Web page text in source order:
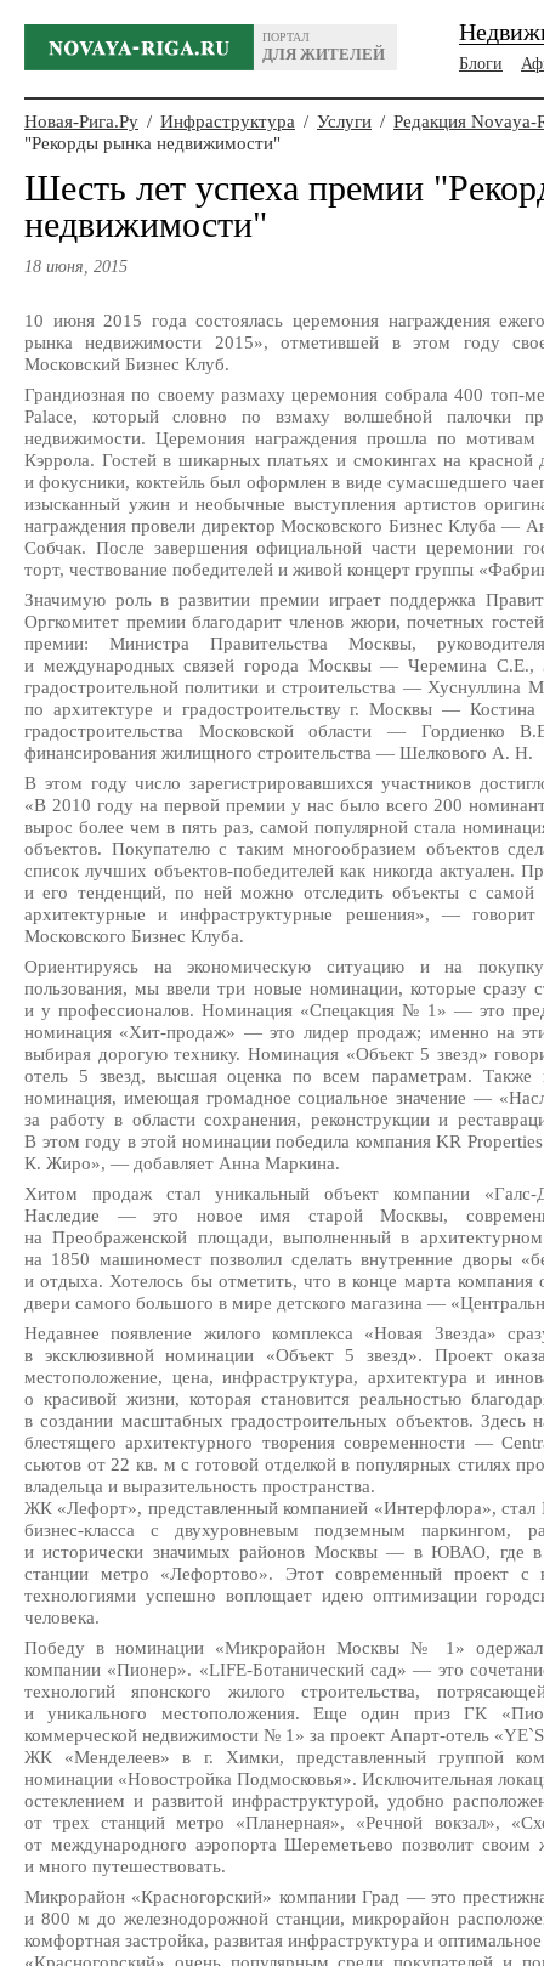
ПОРТАЛ
ДЛЯ ЖИТЕЛЕЙ
Блоги
Новая-Рига.Ру / Инфраструктура / Услуги / Редакция Novaya-
"Рекорды рынка недвижимости"
Шесть лет успеха премии
недвижимости"
18 июня, 2015
10 июня 2015 года состоялась церемония награждения
рынка недвижимости 2015», отметившей в этом году
Московский Бизнес Клуб.
Грандиозная по своему размаху церемония собрала 400 топ-
Palace, который словно по взмаху волшебной палочки
недвижимости. Церемония награждения прошла по
Кэррола. Гостей в шикарных платьях и смокингах на красной
и фокусники, коктейль был оформлен в виде сумасшедшего
изысканный ужин и необычные выступления артистов
награждения провели директор Московского Бизнес Клуба —
Собчак. После завершения официальной части церемонии
торт, чествование победителей и живой концерт группы
Значимую роль в развитии премии играет поддержка
Оргкомитет премии благодарит членов жюри, почетных
премии: Министра Правительства Москвы,
и международных связей города Москвы — Черемина С.Е.,
градостроительной политики и строительства — Хуснуллина
по архитектуре и градостроительству г. Москвы —
градостроительства Московской области — Гордиенко
финансирования жилищного строительства — Шелкового А. Н.
В этом году число зарегистрировавшихся участников
«В 2010 году на первой премии у нас было всего 200
вырос более чем в пять раз, самой популярной стала
объектов. Покупателю с таким многообразием объектов
список лучших объектов-победителейкак никогда актуален.
и его тенденций, по ней можно отследить объекты с
архитектурные и инфраструктурные решения», —
Московского Бизнес Клуба.
Ориентируясь на экономическую ситуацию и на покупку
пользования, мы ввели три новые номинации, которые сразу
и у профессионалов. Номинация «Спецакция № 1» — это
номинация «Хит-продаж» — это лидер продаж; именно на
выбирая дорогую технику. Номинация «Объект 5 звезд»
отель 5 звезд, высшая оценка по всем параметрам. Также
номинация, имеющая громадное социальное значение —
за работу в области сохранения, реконструкции и
В этом году в этой номинации победила компания KR
К. Жиро», — добавляет Анна Маркина.
Хитом продаж стал уникальный объект компании «Галс-
Наследие — это новое имя старой Москвы,
на Преображенской площади, выполненный в
на 1850 машиномест позволил сделать внутренние дворы
и отдыха. Хотелось бы отметить, что в конце марта компания
двери самого большого в мире детского магазина —
Недавнее появление жилого комплекса «Новая Звезда»
в эксклюзивной номинации «Объект 5 звезд». Проект
местоположение, цена, инфраструктура, архитектура и
о красивой жизни, которая становится реальностью
в создании масштабных градостроительных объектов. Здесь
блестящего архитектурного творения современности —
сьютов от 22 кв. м с готовой отделкой в популярных стилях
владельца и выразительность пространства.
ЖК «Лефорт», представленный компанией «Интерфлора»,
бизнес-класса с двухуровневым подземным паркингом,
и исторически значимых районов Москвы — в ЮВАО, где в
станции метро «Лефортово». Этот современный проект с
технологиями успешно воплощает идею оптимизации
человека.
Победу в номинации «Микрорайон Москвы № 1»
компании «Пионер». «LIFE-Ботаническийсад» — это
технологий японского жилого строительства,
и уникального местоположения. Еще один приз ГК
коммерческой недвижимости № 1» за проект Апарт-отель
ЖК «Менделеев» в г. Химки, представленный группой
номинации «Новостройка Подмосковья». Исключительная
остеклением и развитой инфраструктурой, удобно
от трех станций метро «Планерная», «Речной вокзал»,
от международного аэропорта Шереметьево позволит
и много путешествовать.
Микрорайон «Красногорский» компании Град — это
и 800 м до железнодорожной станции, микрорайон
комфортная застройка, развитая инфраструктура и